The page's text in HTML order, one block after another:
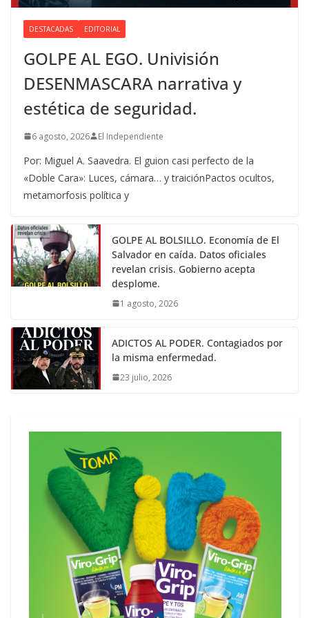
DESTACADAS EDITORIAL
GOLPE AL EGO. Univisión
DESENMASCARA narrativa y
estética de seguridad.
6 agosto, 2026 El Independiente
Por: Miguel A. Saavedra. El guion casi perfecto de la
«Doble Cara»: Luces, cámara… y traiciónPactos ocultos,
metamorfosis política y
GOLPE AL BOLSILLO. Economía de El
Salvador en caída. Datos oficiales
revelan crisis. Gobierno acepta
desplome.
1 agosto, 2026
ADICTOS AL PODER. Contagiados por
la misma enfermedad.
23 julio, 2026